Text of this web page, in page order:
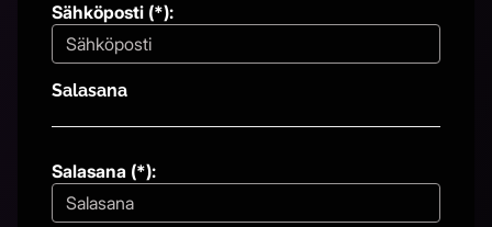
Sähköposti (*):
Salasana
Salasana (*):